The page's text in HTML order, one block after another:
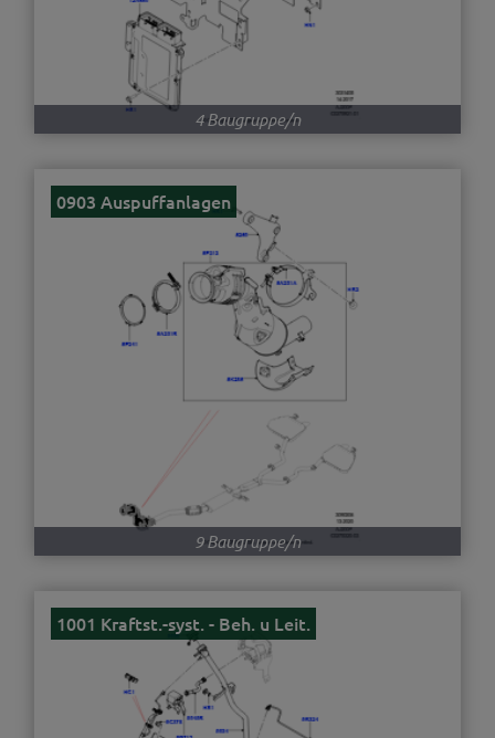
4 Baugruppe/n
0903 Auspuffanlagen
9 Baugruppe/n
1001 Kraftst.-syst. - Beh. u Leit.